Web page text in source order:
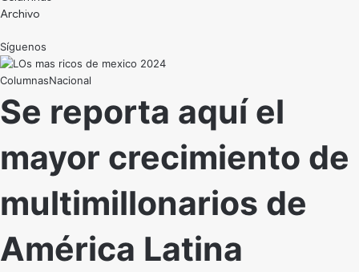
Archivo
Síguenos
Nacional
Se reporta aquí el
mayor crecimiento de
multimillonarios de
América Latina